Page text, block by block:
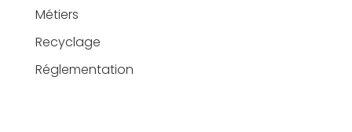
Métiers
Recyclage
Réglementation